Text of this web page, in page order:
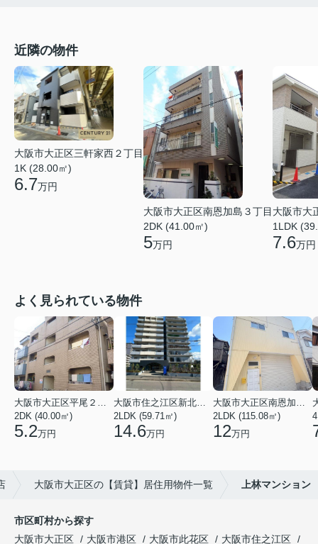
近隣の物件
大阪市大正区三軒家西２丁目
1K (28.00㎡)
6.7万円
大阪市大正区南恩加島３丁目
2DK (41.00㎡)
5万円
大阪市大
1LDK
7.6万円
よく見られている物件
2DK (40.00㎡)
5.2万円
2LDK (59.71㎡)
14.6万円
2LDK (115.08㎡)
12万円
大阪市大正区の【賃貸】居住用物件一覧 上林マンション
市区町村から探す
大阪市大正区
大阪市港区 大阪市此花区
大阪市住之江区